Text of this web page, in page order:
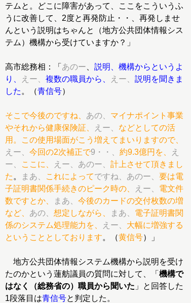
テムと。どこに障害があって、ここをこういうふ
うに改善して、2度と再発防止・・、再発しませ
んという説明はちゃんと（地方公共団体情報シス
テム）機構から受けていますか？」
高市総務相：「 あのー
説明、機構からというよ
り、
えー、 複数の職員から、 えー、 説明を聞きま
した 。（青信号）
そこで今後のですね、 あの、 マイナポイント事業
やそれから健康保険証、
えー、 などとしての活
用。この使用場面がこう増えてまいりますので、
えー、 今回の2次補正で9・・、 約9.3億円を、
え
ー、
ここに、 えー、あのー、 計上させて頂きまし
た 。 まあ、 これによってですね、あのー、 要は電
子証明書関係手続きのピーク時の、
えー、 電文件
数ですとか、
まあ、 今後のカードの交付枚数の増
など、 あの、 想定しながら、 まあ、 電子証明書関
係のシステム処理能力を、
えー、 大幅に増強する
ということとしております。（黄信号）」
地方公共団体情報システム機構から説明を受け
たのかという蓮舫議員の質問に対して、「 機構で
はなく（総務省の）職員から聞いた 」と回答した
1段落目は青信号と判定した。